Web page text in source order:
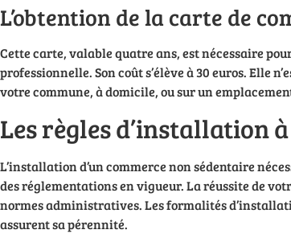
L’obtention de la carte de
Cette carte, valable quatre ans, est nécessaire
professionnelle. Son coût s’élève à 30 euros. Elle
votre commune, à domicile, ou sur un
Les règles d’installation
L’installation d’un commerce non sédentaire
des réglementations en vigueur. La réussite de
normes administratives. Les formalités
assurent sa pérennité.